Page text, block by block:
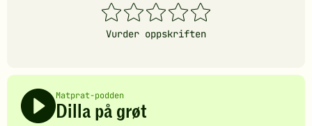
1
stjerner
2
stjerner
3
stjerner
4
stjerner
5
stjerner
Vurder oppskriften
Matprat-podden
Dilla på grøt